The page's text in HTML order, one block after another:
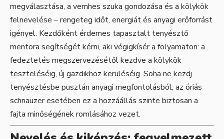
megválasztása, a vemhes szuka gondozása és a kölykök
felnevelése – rengeteg időt, energiát és anyagi erőforrást
igényel. Kezdőként érdemes tapasztalt tenyésztő
mentora segítségét kérni, aki végigkísér a folyamaton: a
fedeztetés megszervezésétől kezdve a kölykök
teszteléséig, új gazdikhoz kerüléséig. Soha ne kezdj
tenyésztésbe pusztán anyagi megfontolásból; az óriás
schnauzer esetében ez a hozzáállás szinte biztosan a
fajta minőségének romlásához vezet.